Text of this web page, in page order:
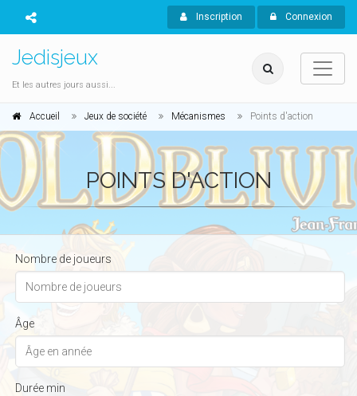
Inscription Connexion
Jedisjeux
Et les autres jours aussi...
Accueil Jeux de société Mécanismes Points d'action
POINTS D'ACTION
Nombre de joueurs
Âge
Durée min